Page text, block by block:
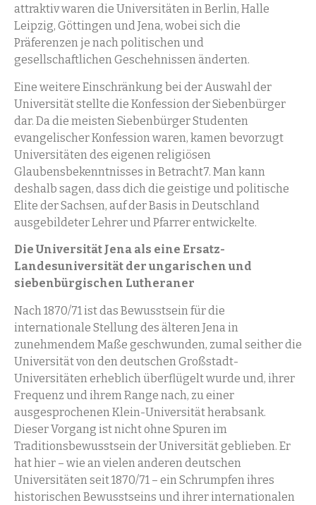
attraktiv waren die Universitäten in Berlin, Halle
Leipzig, Göttingen und Jena, wobei sich die
Präferenzen je nach politischen und
gesellschaftlichen Geschehnissen änderten.
Eine weitere Einschränkung bei der Auswahl der
Universität stellte die Konfession der Siebenbürger
dar. Da die meisten Siebenbürger Studenten
evangelischer Konfession waren, kamen bevorzugt
Universitäten des eigenen religiösen
Glaubensbekenntnisses in Betracht7. Man kann
deshalb sagen, dass dich die geistige und politische
Elite der Sachsen, auf der Basis in Deutschland
ausgebildeter Lehrer und Pfarrer entwickelte.
Die Universität Jena als eine Ersatz-
Landesuniversität der ungarischen und
siebenbürgischen Lutheraner
Nach 1870/71 ist das Bewusstsein für die
internationale Stellung des älteren Jena in
zunehmendem Maße geschwunden, zumal seither die
Universität von den deutschen Großstadt-
Universitäten erheblich überflügelt wurde und, ihrer
Frequenz und ihrem Range nach, zu einer
ausgesprochenen Klein-Universität herabsank.
Dieser Vorgang ist nicht ohne Spuren im
Traditionsbewusstsein der Universität geblieben. Er
hat hier – wie an vielen anderen deutschen
Universitäten seit 1870/71 – ein Schrumpfen ihres
historischen Bewusstseins und ihrer internationalen